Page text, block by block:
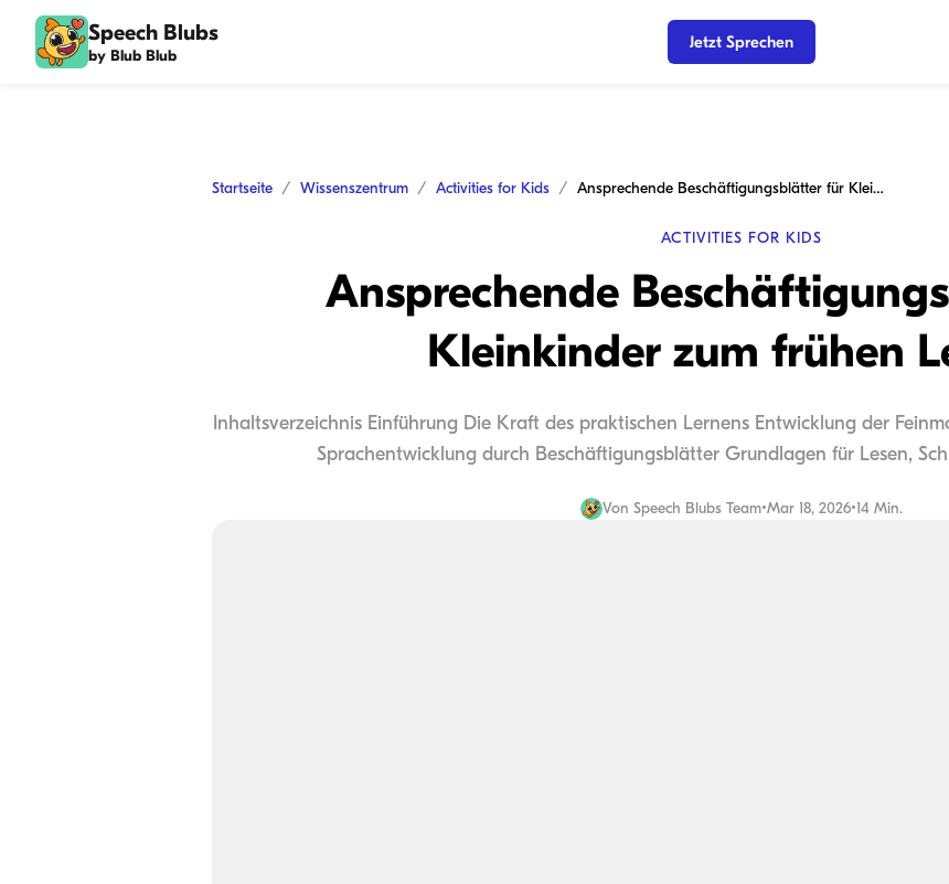
Speech Blubs
by Blub Blub
Jetzt Sprechen
Startseite Wissenszentrum Activities for Kids Ansprechende Beschäftigungsblätter für Kleinkinder zum frühen Lernen
ACTIVITIES FOR KIDS
Ansprechende
Kleinkinder zum frühen
Inhaltsverzeichnis Einführung Die Kraft des praktischen Lernens Entwicklung der
Sprachentwicklung durch Beschäftigungsblätter Grundlagen für Lesen,
Von Speech Blubs Team•Mar 18, 2026•14 Min.